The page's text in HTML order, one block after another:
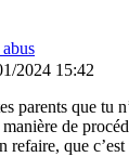
2024 15:42
parents que tu
manière de
refaire, que